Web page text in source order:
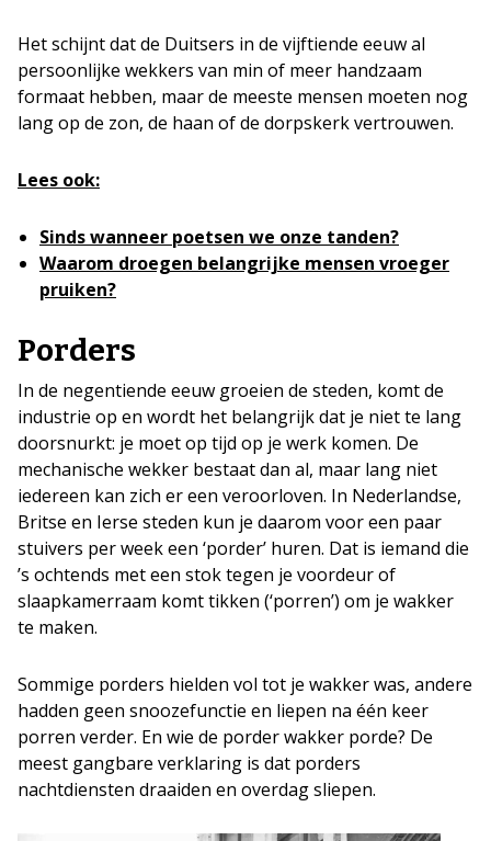
Het schijnt dat de Duitsers in de vijftiende eeuw al
persoonlijke wekkers van min of meer handzaam
formaat hebben, maar de meeste mensen moeten nog
lang op de zon, de haan of de dorpskerk vertrouwen.
Lees ook:
Sinds wanneer poetsen we onze tanden?
Waarom droegen belangrijke mensen vroeger
pruiken?
Porders
In de negentiende eeuw groeien de steden, komt de
industrie op en wordt het belangrijk dat je niet te lang
doorsnurkt: je moet op tijd op je werk komen. De
mechanische wekker bestaat dan al, maar lang niet
iedereen kan zich er een veroorloven. In Nederlandse,
Britse en Ierse steden kun je daarom voor een paar
stuivers per week een ‘porder’ huren. Dat is iemand die
’s ochtends met een stok tegen je voordeur of
slaapkamerraam komt tikken (‘porren’) om je wakker
te maken.
Sommige porders hielden vol tot je wakker was, andere
hadden geen snoozefunctie en liepen na één keer
porren verder. En wie de porder wakker porde? De
meest gangbare verklaring is dat porders
nachtdiensten draaiden en overdag sliepen.